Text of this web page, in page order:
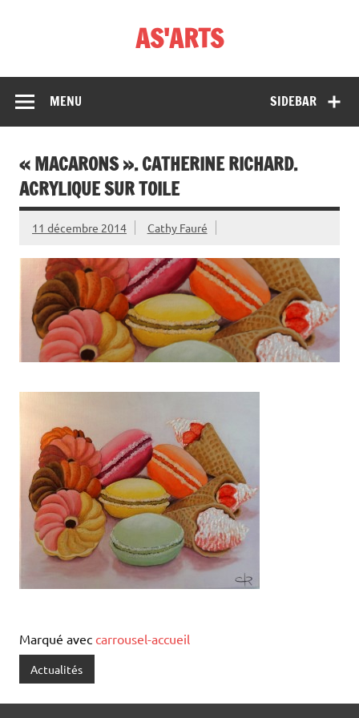
AS'ARTS
SIDEBAR
MENU
« MACARONS ». CATHERINE RICHARD.
ACRYLIQUE SUR TOILE
11 décembre 2014 Cathy Fauré
Marqué avec carrousel-accueil
Actualités